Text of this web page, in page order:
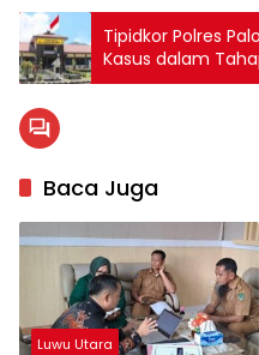
Tipidkor Polres
Kasus dalam
Baca Juga
Luwu Utara